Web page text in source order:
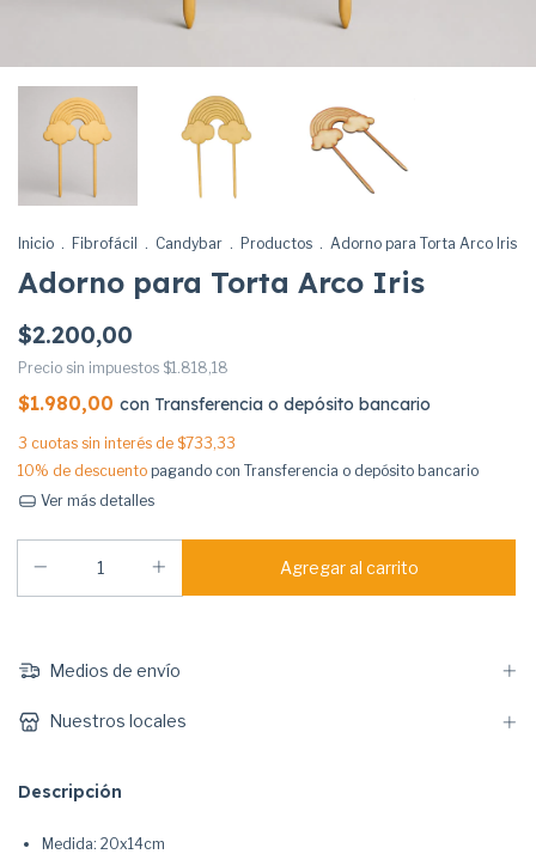
Inicio . Fibrofácil . Candybar . Productos . Adorno para Torta Arco Iris
Adorno para Torta Arco Iris
$2.200,00
Precio sin impuestos $1.818,18
$1.980,00 con Transferencia o depósito bancario
3 cuotas sin interés de $733,33
10% de descuento pagando con Transferencia o depósito bancario
Ver más detalles
Medios de envío
Nuestros locales
Descripción
Medida: 20x14cm